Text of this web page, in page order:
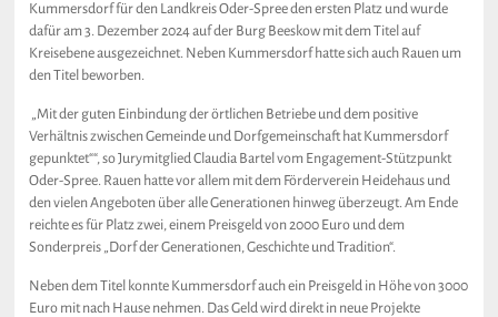
Kummersdorf für den Landkreis Oder-Spree den ersten Platz und wurde
dafür am 3. Dezember 2024 auf der Burg Beeskow mit dem Titel auf
Kreisebene ausgezeichnet. Neben Kummersdorf hatte sich auch Rauen um
den Titel beworben.
„Mit der guten Einbindung der örtlichen Betriebe und dem positive
Verhältnis zwischen Gemeinde und Dorfgemeinschaft hat Kummersdorf
gepunktet““, so Jurymitglied Claudia Bartel vom Engagement-Stützpunkt
Oder-Spree. Rauen hatte vor allem mit dem Förderverein Heidehaus und
den vielen Angeboten über alle Generationen hinweg überzeugt. Am Ende
reichte es für Platz zwei, einem Preisgeld von 2000 Euro und dem
Sonderpreis „Dorf der Generationen, Geschichte und Tradition“.
Neben dem Titel konnte Kummersdorf auch ein Preisgeld in Höhe von 3000
Euro mit nach Hause nehmen. Das Geld wird direkt in neue Projekte